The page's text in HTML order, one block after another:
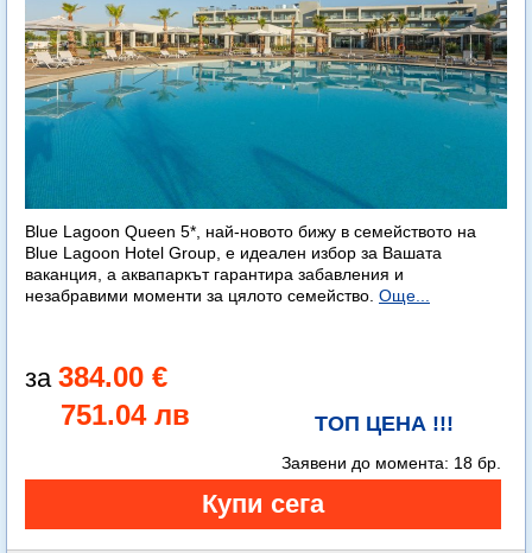
Blue Lagoon Queen 5*, най-новото бижу в семейството на
Blue Lagoon Hotel Group, е идеален избор за Вашата
ваканция, а аквапаркът гарантира забавления и
незабравими моменти за цялото семейство. Още...
384.00 €
751.04 лв
ТОП ЦЕНА !!!
Заявени до момента: 18 бр.